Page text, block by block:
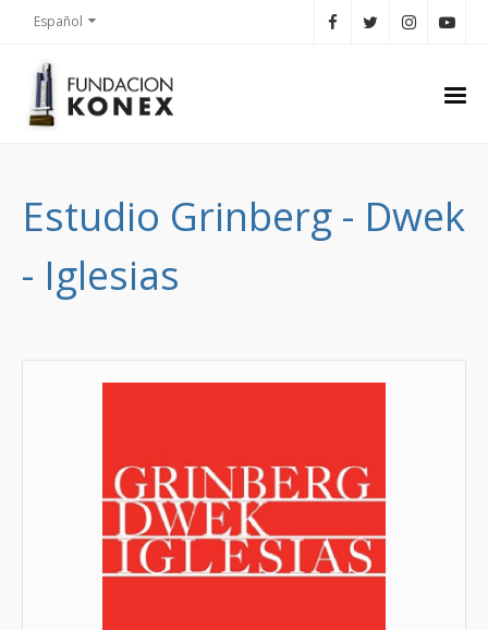
Español
Estudio Grinberg - Dwek
- Iglesias